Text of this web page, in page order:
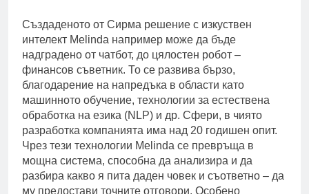
Създаденото от Сирма решение с изкуствен
интелект Melinda например може да бъде
надградено от чатбот, до цялостен робот –
финансов съветник. То се развива бързо,
благодарение на напредъка в области като
машинното обучение, технологии за естествена
обработка на езика (NLP) и др. Сфери, в чиято
разработка компанията има над 20 годишен опит.
Чрез тези технологии Melinda се превръща в
мощна система, способна да анализира и да
разбира какво я пита даден човек и съответно – да
му предостави точните отговори. Особено